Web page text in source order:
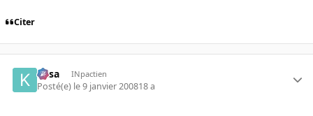
Citer
kasa INpactien
Posté(e) le 9 janvier 200818 a